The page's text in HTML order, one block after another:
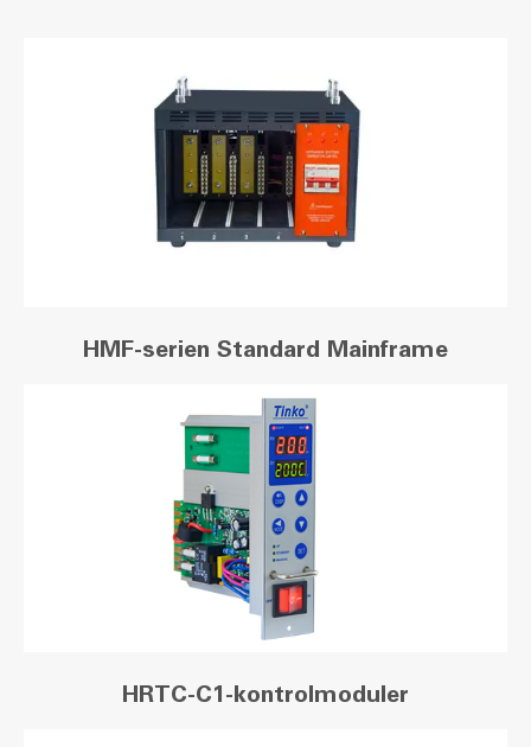
HMF-serien Standard Mainframe
HRTC-C1-kontrolmoduler